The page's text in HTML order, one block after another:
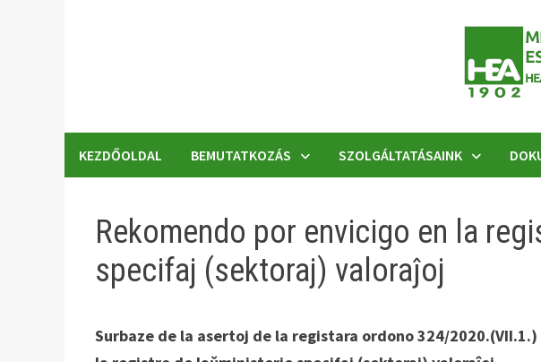
KEZDŐOLDAL BEMUTATKOZÁS SZOLGÁLTATÁSAINK
Rekomendo por envicigo en la
specifaj (sektoraj) valoraĵoj
Surbaze de la asertoj de la registara ordono 324/